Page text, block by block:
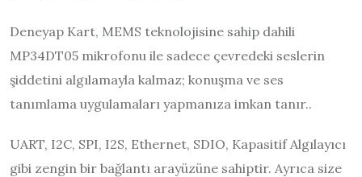
Deneyap Kart, MEMS teknolojisine sahip dahili
MP34DT05 mikrofonu ile sadece çevredeki seslerin
şiddetini algılamayla kalmaz; konuşma ve ses
tanımlama uygulamaları yapmanıza imkan tanır..
UART, I2C, SPI, I2S, Ethernet, SDIO, Kapasitif Algılayıcı
gibi zengin bir bağlantı arayüzüne sahiptir. Ayrıca size